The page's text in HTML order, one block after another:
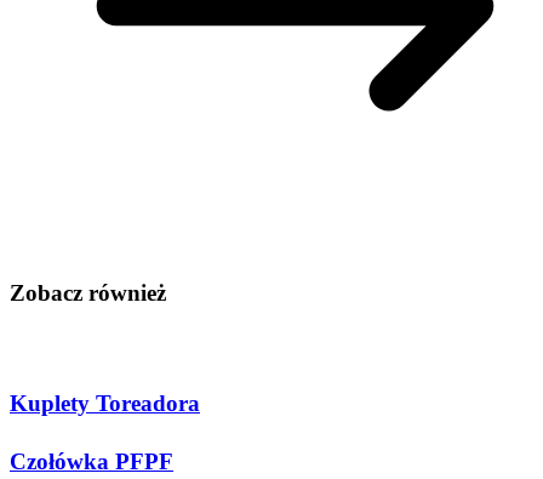
Zobacz również
Kuplety Toreadora
Czołówka PFPF